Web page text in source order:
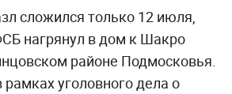
сложился только 12 июля,
нагрянул в дом к Шакро
районе Подмосковья.
уголовного дела о